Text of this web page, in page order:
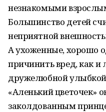
незнакомыми
Большинство детей
неприятной
А ухоженные, хорошо
причинить вред, как и
дружелюбной
«Аленький цветочек»
заколдованным